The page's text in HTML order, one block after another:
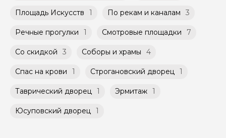
Площадь Искусств 1 По рекам и каналам 3
Речные прогулки 1 Смотровые площадки 7
Со скидкой 3 Соборы и храмы 4
Спас на крови 1 Строгановский дворец 1
Таврический дворец 1 Эрмитаж 1
Юсуповский дворец 1